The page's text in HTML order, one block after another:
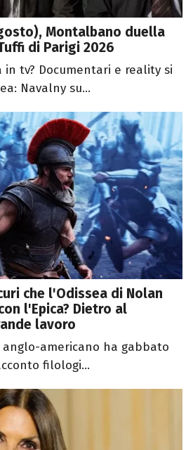
Montalbano duella
di Parigi 2026
in tv? Documentari e reality si
Navalny su...
che l'Odissea di Nolan
l'Epica? Dietro al
lavoro
anglo-americano ha gabbato
filologi...